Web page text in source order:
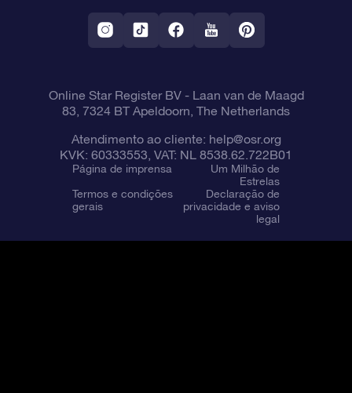
Aplicativo RV Fly me to the stars
Constelações
Online Star Register BV- Laan van de Maagd
83, 7324 BT Apeldoorn, The Netherlands
Atendimento ao cliente: help@osr.org
KVK: 60333553, VAT: NL 8538.62.722B01
Página de imprensa
Um Milhão de
Estrelas
Termos e condições
gerais
Declaração de
privacidade e aviso
legal